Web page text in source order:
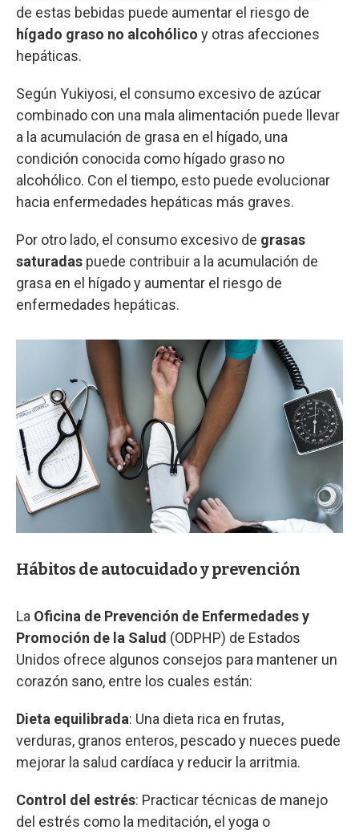
de estas bebidas puede aumentar el riesgo de
hígado graso no alcohólico y otras afecciones
hepáticas.
Según Yukiyosi, el consumo excesivo de azúcar
combinado con una mala alimentación puede llevar
a la acumulación de grasa en el hígado, una
condición conocida como hígado graso no
alcohólico. Con el tiempo, esto puede evolucionar
hacia enfermedades hepáticas más graves.
Por otro lado, el consumo excesivo de grasas
saturadas puede contribuir a la acumulación de
grasa en el hígado y aumentar el riesgo de
enfermedades hepáticas.
Hábitos de autocuidado y prevención
La Oficina de Prevención de Enfermedades y
Promoción de la Salud (ODPHP) de Estados
Unidos ofrece algunos consejos para mantener un
corazón sano, entre los cuales están:
Dieta equilibrada: Una dieta rica en frutas,
verduras, granos enteros, pescado y nueces puede
mejorar la salud cardíaca y reducir la arritmia.
Control del estrés: Practicar técnicas de manejo
del estrés como la meditación, el yoga o